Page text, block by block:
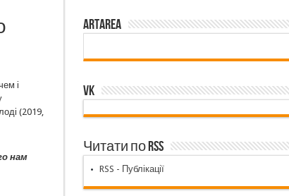
і
(2019,
нам
ArtArea
VK
Читати по RSS
RSS - Публікації